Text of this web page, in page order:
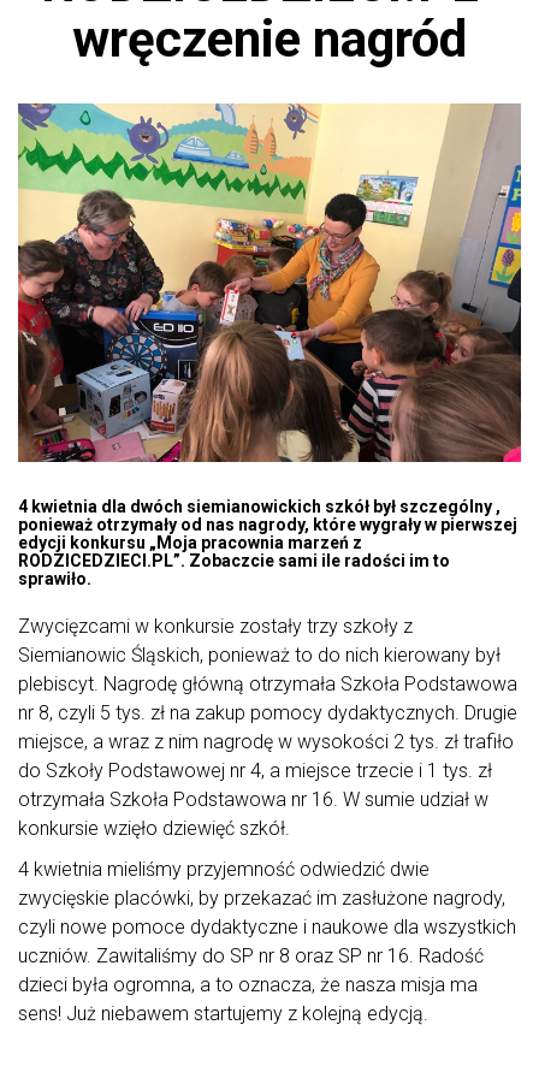
wręczenie nagród
4 kwietnia dla dwóch siemianowickich szkół był szczególny ,
ponieważ otrzymały od nas nagrody, które wygrały w pierwszej
edycji konkursu „Moja pracownia marzeń z
RODZICEDZIECI.PL”. Zobaczcie sami ile radości im to
sprawiło.
Zwycięzcami w konkursie zostały trzy szkoły z
Siemianowic Śląskich, ponieważ to do nich kierowany był
plebiscyt. Nagrodę główną otrzymała Szkoła Podstawowa
nr 8, czyli 5 tys. zł na zakup pomocy dydaktycznych. Drugie
miejsce, a wraz z nim nagrodę w wysokości 2 tys. zł trafiło
do Szkoły Podstawowej nr 4, a miejsce trzecie i 1 tys. zł
otrzymała Szkoła Podstawowa nr 16. W sumie udział w
konkursie wzięło dziewięć szkół.
4 kwietnia mieliśmy przyjemność odwiedzić dwie
zwycięskie placówki, by przekazać im zasłużone nagrody,
czyli nowe pomoce dydaktyczne i naukowe dla wszystkich
uczniów. Zawitaliśmy do SP nr 8 oraz SP nr 16. Radość
dzieci była ogromna, a to oznacza, że nasza misja ma
sens! Już niebawem startujemy z kolejną edycją.